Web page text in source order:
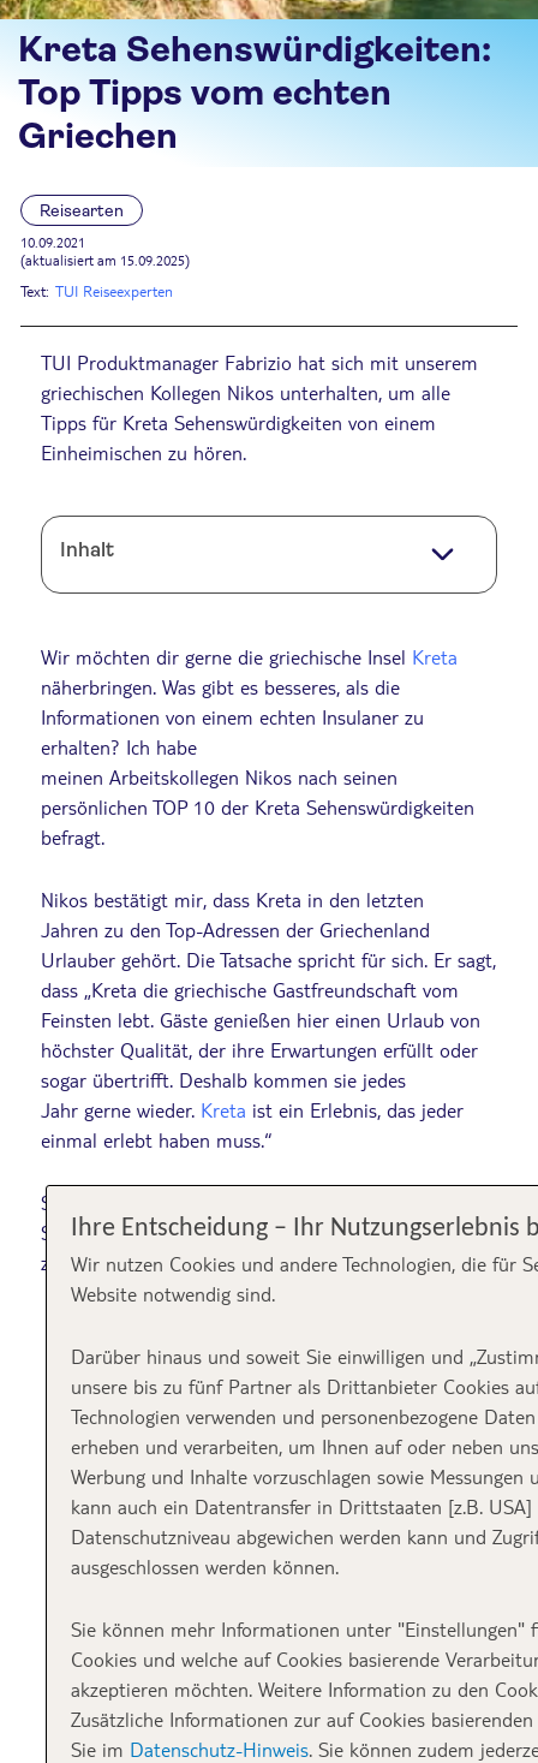
Kreta Sehenswürdigkeiten:
Top Tipps vom echten
Griechen
Reisearten
10.09.2021
(aktualisiert am 15.09.2025)
Text: TUI Reiseexperten
TUI Produktmanager Fabrizio hat sich mit unserem
griechischen Kollegen Nikos unterhalten, um alle
Tipps für Kreta Sehenswürdigkeiten von einem
Einheimischen zu hören.
Inhalt
Wir möchten dir gerne die griechische Insel Kreta
näherbringen. Was gibt es besseres, als die
Informationen von einem echten Insulaner zu
erhalten? Ich habe
meinen Arbeitskollegen Nikos nach seinen
persönlichen TOP 10 der Kreta Sehenswürdigkeiten
befragt.
Nikos bestätigt mir, dass Kreta in den letzten
Jahren zu den Top-Adressen der Griechenland
Urlauber gehört. Die Tatsache spricht für sich. Er sagt,
dass „Kreta die griechische Gastfreundschaft vom
Feinsten lebt. Gäste genießen hier einen Urlaub von
höchster Qualität, der ihre Erwartungen erfüllt oder
sogar übertrifft. Deshalb kommen sie jedes
Jahr gerne wieder. Kreta ist ein Erlebnis, das jeder
einmal erlebt haben muss.“
Sei gespannt, was Nikos mir erzählt hat und welche
Sehenswürdigkeiten auf Kreta zu seinen Top Tipps
zählen.
Ihre Entscheidung – Ihr Nutzungserlebnis
Wir nutzen Cookies und andere Technologien, die für
Website notwendig sind.
Darüber hinaus und soweit Sie einwilligen und
unsere bis zu fünf Partner als Drittanbieter Cookies
Technologien verwenden und personenbezogene
erheben und verarbeiten, um Ihnen auf oder neben
Werbung und Inhalte vorzuschlagen sowie
kann auch ein Datentransfer in Drittstaaten [z.B.
Datenschutzniveau abgewichen werden kann und
ausgeschlossen werden können.
Sie können mehr Informationen unter "Einstellungen"
Cookies und welche auf Cookies basierende
akzeptieren möchten. Weitere Information zu den
Zusätzliche Informationen zur auf Cookies
Sie im Datenschutz-Hinweis. Sie können zudem